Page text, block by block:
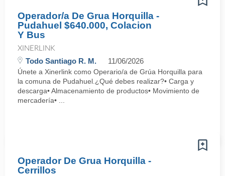
Operador/a De Grua Horquilla -
Pudahuel $640.000, Colacion
Y Bus
XINERLINK
Todo Santiago R. M. 11/06/2026
Únete a Xinerlink como Operario/a de Grúa Horquilla para
la comuna de Pudahuel.¿Qué debes realizar?• Carga y
descarga• Almacenamiento de productos• Movimiento de
mercadería• ...
Operador De Grua Horquilla -
Cerrillos